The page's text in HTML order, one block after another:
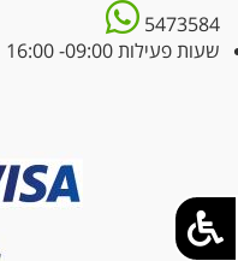
5473584
שעות פעילות 09:00- 16:00